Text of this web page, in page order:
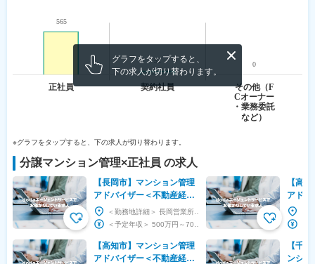
グラフをタップすると、
下の求人が切り替わります。
※グラフをタップすると、下の求人が切り替わります。
分譲マンション管理×正社員 の求人
【長岡市】マンション管理
アドバイザー＜不動産経験
をお持ちの方＞年休129日
／管理受託戸数No1大京G
【高知市】マンション管理
アドバイザー＜不動産経験
【高
アドバ
をお
／管理
【千
ンショ